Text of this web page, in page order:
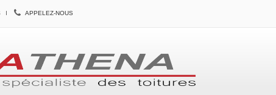
APPELEZ-NOUS